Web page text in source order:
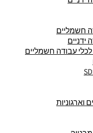
חשמליים
ידניים
לכלי עבודה חשמליים
וארגוניות